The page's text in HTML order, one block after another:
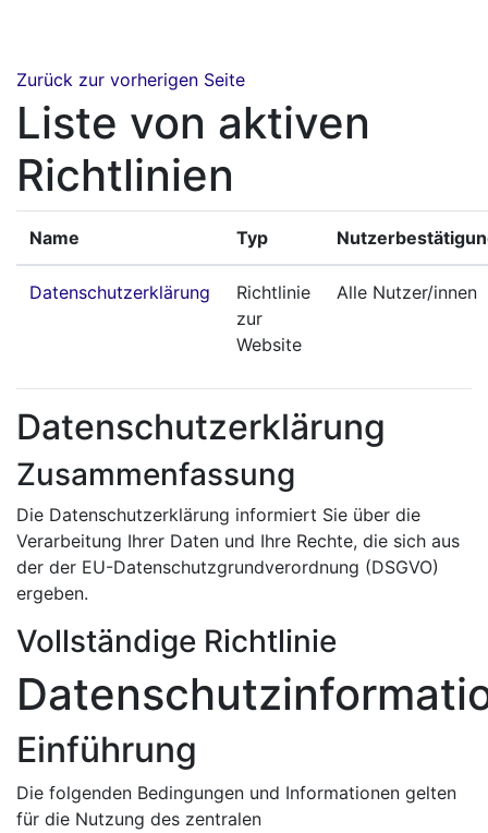
Zurück zur vorherigen Seite
Liste von aktiven
Richtlinien
Name Typ
Datenschutzerklärung
Richtlinie
zur
Website
Alle Nutzer/innen
Datenschutzerklärung
Zusammenfassung
Die Datenschutzerklärung informiert Sie über die
Verarbeitung Ihrer Daten und Ihre Rechte, die sich aus
der der EU-Datenschutzgrundverordnung (DSGVO)
ergeben.
Vollständige Richtlinie
Einführung
Die folgenden Bedingungen und Informationen gelten
für die Nutzung des zentralen